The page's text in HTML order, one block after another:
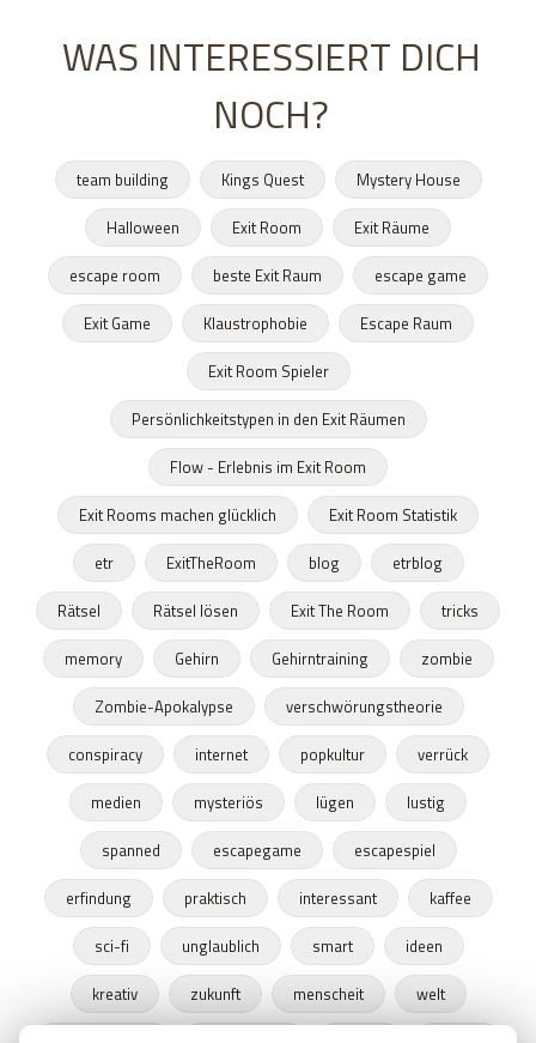
WAS INTERESSIERT DICH
NOCH?
team building Kings Quest
Mystery House
Halloween
Exit Room
Exit Räume
escape room
beste Exit Raum
escape game
Exit Game
Klaustrophobie
Escape Raum
Exit Room Spieler
Persönlichkeitstypen in den Exit Räumen
Flow - Erlebnis im Exit Room
Exit Rooms machen glücklich
Exit Room Statistik
etr
ExitTheRoom blog
etrblog
Rätsel
Rätsel lösen Exit The Room
tricks
memory
Gehirn Gehirntraining
zombie
Zombie-Apokalypse
verschwörungstheorie
conspiracy
internet popkultur
verrück
medien
mysteriös lügen
lustig
spanned
escapegame
escapespiel
erfindung
praktisch interessant
kaffee
sci-fi
unglaublich smart
ideen
kreativ
zukunft menscheit
welt